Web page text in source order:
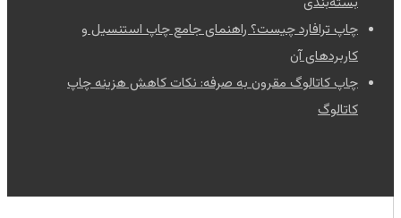
چاپ ترافارد چیست؟ راهنمای جامع چاپ استنسیل و
کاربردهای آن
چاپ کاتالوگ مقرون به صرفه: نکات کاهش هزینه چاپ
کاتالوگ